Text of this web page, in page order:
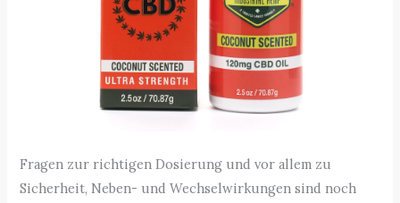
Fragen zur richtigen Dosierung und vor allem zu
Sicherheit, Neben- und Wechselwirkungen sind noch